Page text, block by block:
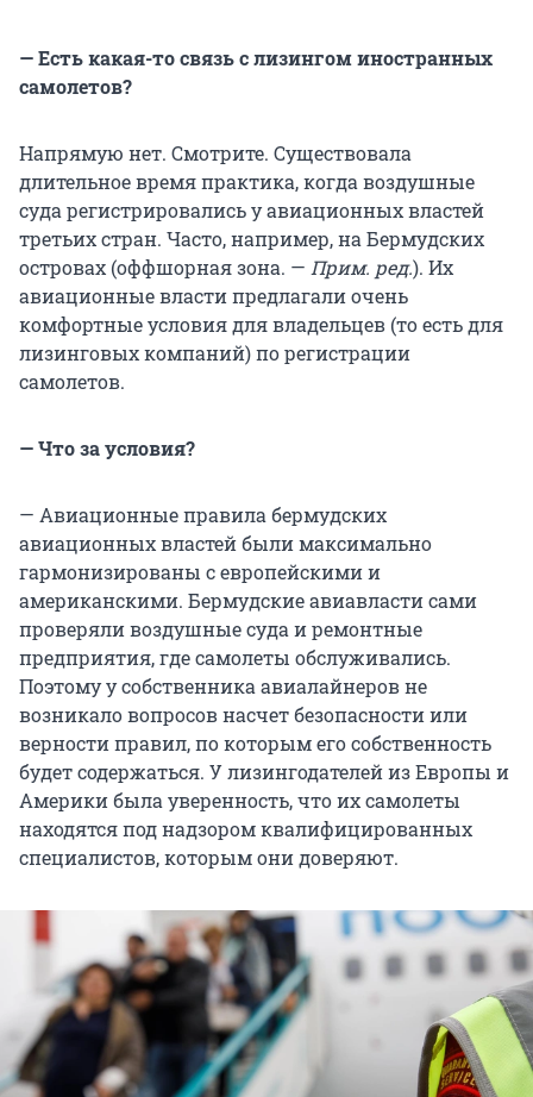
— Есть какая-то связь с лизингом иностранных
самолетов?
Напрямую нет. Смотрите. Существовала
длительное время практика, когда воздушные
суда регистрировались у авиационных властей
третьих стран. Часто, например, на Бермудских
островах (оффшорная зона. — Прим. ред.). Их
авиационные власти предлагали очень
комфортные условия для владельцев (то есть для
лизинговых компаний) по регистрации
самолетов.
— Что за условия?
— Авиационные правила бермудских
авиационных властей были максимально
гармонизированы с европейскими и
американскими. Бермудские авиавласти сами
проверяли воздушные суда и ремонтные
предприятия, где самолеты обслуживались.
Поэтому у собственника авиалайнеров не
возникало вопросов насчет безопасности или
верности правил, по которым его собственность
будет содержаться. У лизингодателей из Европы и
Америки была уверенность, что их самолеты
находятся под надзором квалифицированных
специалистов, которым они доверяют.